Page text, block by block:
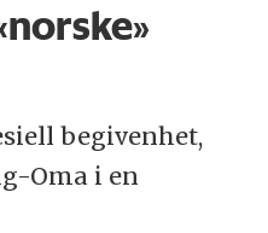
begivenhet,
Oma i en